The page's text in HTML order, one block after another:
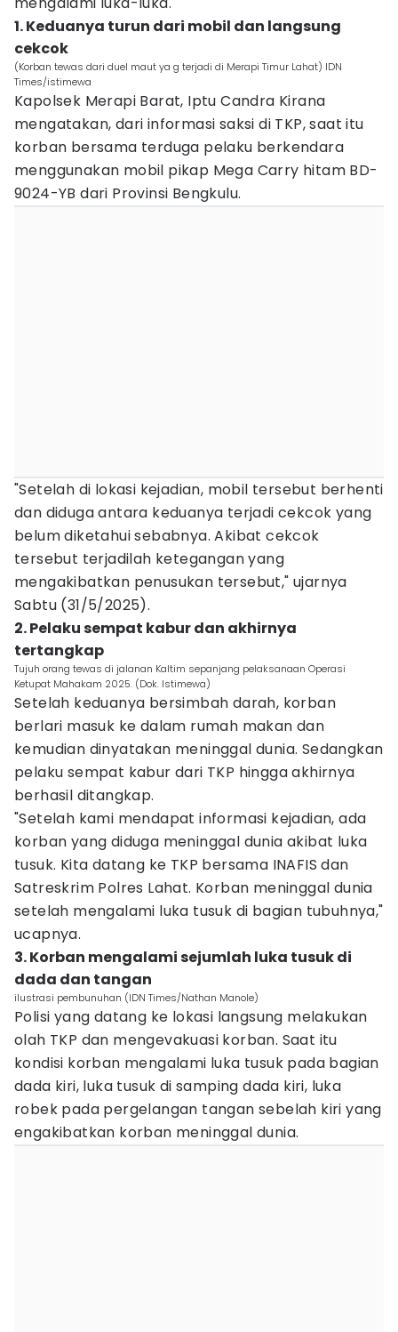
1. Keduanya turun dari mobil dan langsung
cekcok
(Korban tewas dari duel maut ya g terjadi di Merapi Timur Lahat) IDN
Times/istimewa
Kapolsek Merapi Barat, Iptu Candra Kirana
mengatakan, dari informasi saksi di TKP, saat itu
korban bersama terduga pelaku berkendara
menggunakan mobil pikap Mega Carry hitam BD-
9024-YB dari Provinsi Bengkulu.
"Setelah di lokasi kejadian, mobil tersebut berhenti
dan diduga antara keduanya terjadi cekcok yang
belum diketahui sebabnya. Akibat cekcok
tersebut terjadilah ketegangan yang
mengakibatkan penusukan tersebut," ujarnya
Sabtu (31/5/2025).
2. Pelaku sempat kabur dan akhirnya
tertangkap
Tujuh orang tewas di jalanan Kaltim sepanjang pelaksanaan Operasi
Ketupat Mahakam 2025. (Dok. Istimewa)
Setelah keduanya bersimbah darah, korban
berlari masuk ke dalam rumah makan dan
kemudian dinyatakan meninggal dunia. Sedangkan
pelaku sempat kabur dari TKP hingga akhirnya
berhasil ditangkap.
"Setelah kami mendapat informasi kejadian, ada
korban yang diduga meninggal dunia akibat luka
tusuk. Kita datang ke TKP bersama INAFIS dan
Satreskrim Polres Lahat. Korban meninggal dunia
setelah mengalami luka tusuk di bagian tubuhnya,"
ucapnya.
3. Korban mengalami sejumlah luka tusuk di
dada dan tangan
ilustrasi pembunuhan (IDN Times/Nathan Manole)
Polisi yang datang ke lokasi langsung melakukan
olah TKP dan mengevakuasi korban. Saat itu
kondisi korban mengalami luka tusuk pada bagian
dada kiri, luka tusuk di samping dada kiri, luka
robek pada pergelangan tangan sebelah kiri yang
engakibatkan korban meninggal dunia.